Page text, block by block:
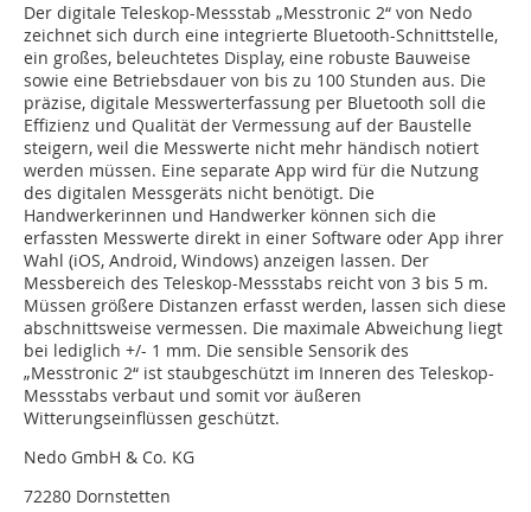
Der digitale Teleskop-Messstab „Messtronic 2“ von Nedo
zeichnet sich durch eine integrierte Bluetooth-Schnittstelle,
ein großes, beleuchtetes Display, eine robuste Bauweise
sowie eine Betriebsdauer von bis zu 100 Stunden aus. Die
präzise, digitale Messwerterfassung per Bluetooth soll die
Effizienz und Qualität der Vermessung auf der Baustelle
steigern, weil die Messwerte nicht mehr händisch notiert
werden müssen. Eine separate App wird für die Nutzung
des digitalen Messgeräts nicht benötigt. Die
Handwerkerinnen und Handwerker können sich die
erfassten Messwerte direkt in einer Software oder App ihrer
Wahl (iOS, Android, Windows) anzeigen lassen. Der
Messbereich des Teleskop-Messstabs reicht von 3 bis 5 m.
Müssen größere Distanzen erfasst werden, lassen sich diese
abschnittsweise vermessen. Die maximale Abweichung liegt
bei lediglich +/- 1 mm. Die sensible Sensorik des
„Messtronic 2“ ist staubgeschützt im Inneren des Teleskop-
Messstabs verbaut und somit vor äußeren
Witterungseinflüssen geschützt.
Nedo GmbH & Co. KG
72280 Dornstetten